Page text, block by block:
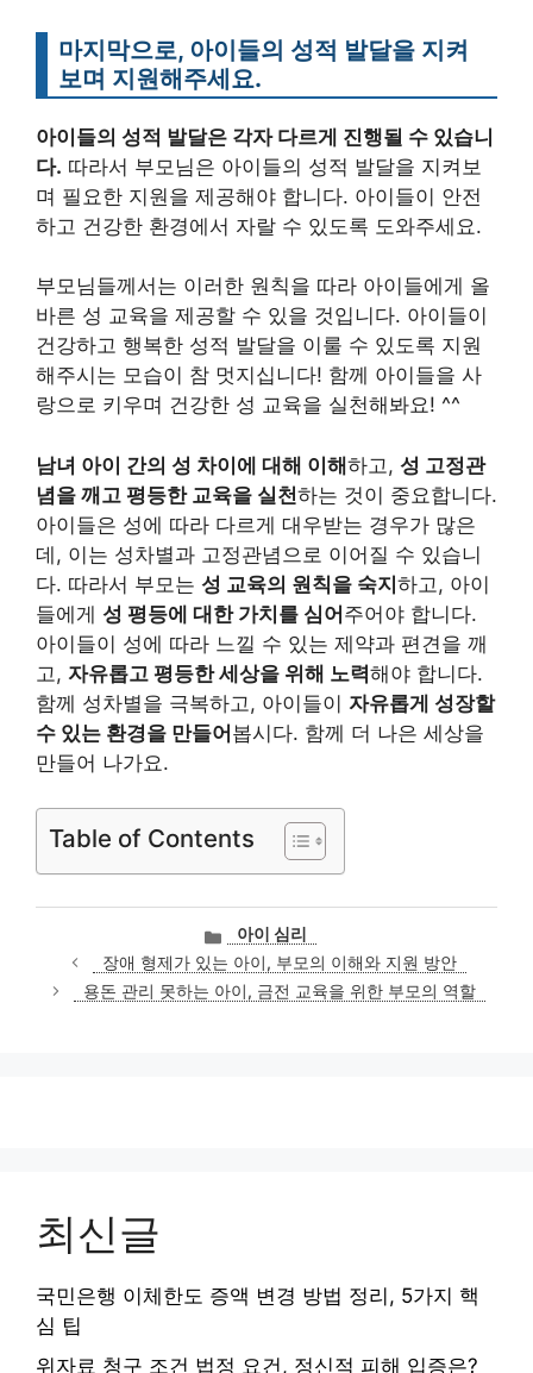
마지막으로, 아이들의 성적 발달을 지켜
보며 지원해주세요.
아이들의 성적 발달은 각자 다르게 진행될 수 있습니
다. 따라서 부모님은 아이들의 성적 발달을 지켜보
며 필요한 지원을 제공해야 합니다. 아이들이 안전
하고 건강한 환경에서 자랄 수 있도록 도와주세요.
부모님들께서는 이러한 원칙을 따라 아이들에게 올
바른 성 교육을 제공할 수 있을 것입니다. 아이들이
건강하고 행복한 성적 발달을 이룰 수 있도록 지원
해주시는 모습이 참 멋지십니다! 함께 아이들을 사
랑으로 키우며 건강한 성 교육을 실천해봐요! ^^
남녀 아이 간의 성 차이에 대해 이해하고, 성 고정관
념을 깨고 평등한 교육을 실천하는 것이 중요합니다.
아이들은 성에 따라 다르게 대우받는 경우가 많은
데, 이는 성차별과 고정관념으로 이어질 수 있습니
다. 따라서 부모는 성 교육의 원칙을 숙지하고, 아이
들에게 성 평등에 대한 가치를 심어주어야 합니다.
아이들이 성에 따라 느낄 수 있는 제약과 편견을 깨
고, 자유롭고 평등한 세상을 위해 노력해야 합니다.
함께 성차별을 극복하고, 아이들이 자유롭게 성장할
수 있는 환경을 만들어봅시다. 함께 더 나은 세상을
만들어 나가요.
Table of Contents
카
테
고
리
아이 심리
장애 형제가 있는 아이, 부모의 이해와 지원 방안
용돈 관리 못하는 아이, 금전 교육을 위한 부모의 역할
최신글
국민은행 이체한도 증액 변경 방법 정리, 5가지 핵
심 팁
위자료 청구 조건 법정 요건, 정신적 피해 입증은?